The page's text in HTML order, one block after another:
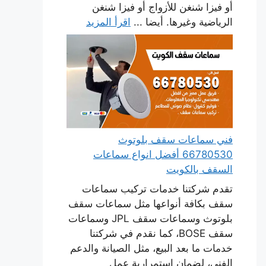
أو فيزا شنغن للأزواج أو فيزا شنغن
الرياضية وغيرها. أيضا ... اقرأ المزيد
فني سماعات سقف بلوتوث
66780530 أفضل انواع سماعات
السقف بالكويت
تقدم شركتنا خدمات تركيب سماعات
سقف بكافة أنواعها مثل سماعات سقف
بلوتوث وسماعات سقف JPL وسماعات
سقف BOSE، كما نقدم في شركتنا
خدمات ما بعد البيع، مثل الصيانة والدعم
الفني، لضمان استمرارية عمل